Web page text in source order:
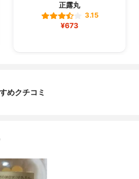
正露丸
3.15
¥673
めクチコミ